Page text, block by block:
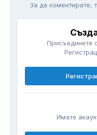
За да коментирате,
Присъединете
Имате